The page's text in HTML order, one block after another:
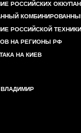
РОССИЙСКИХ
РОССИЙСКОЙ ТЕХНИКИ
НА РЕГИОНЫ РФ
НА КИЕВ
ВЛАДИМИР